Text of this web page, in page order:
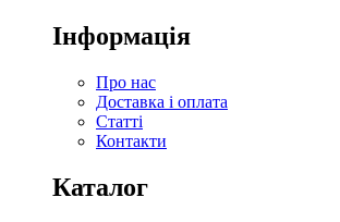
Інформація
Про нас
Доставка і оплата
Статті
Контакти
Каталог